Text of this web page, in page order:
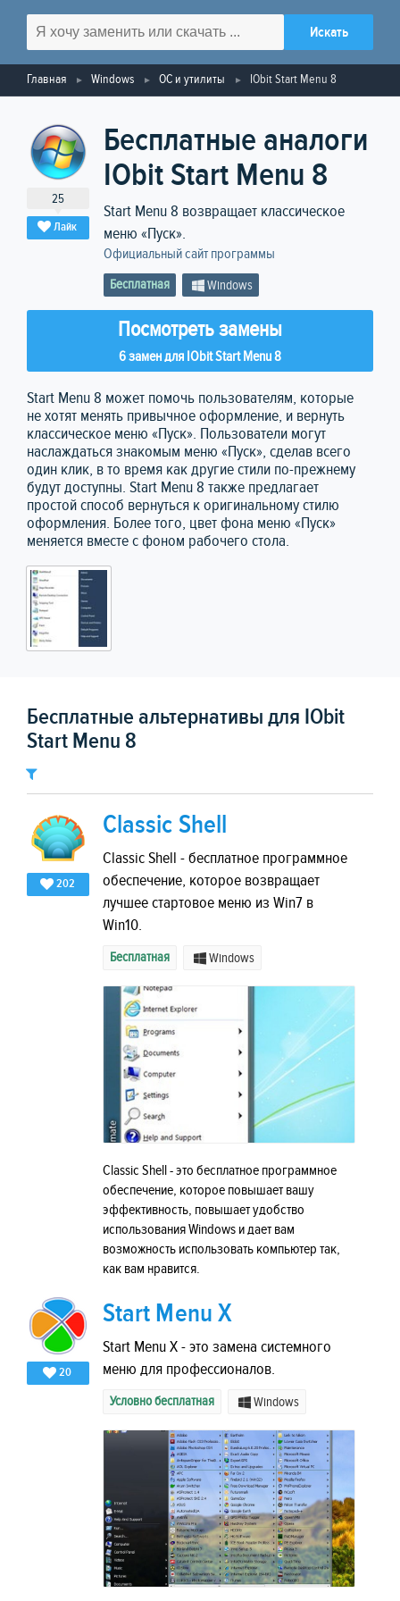
Главная Windows ОС и утилиты IObit Start Menu 8
25
Лайк
Бесплатные аналоги
IObit Start Menu 8
Start Menu 8 возвращает классическое
меню «Пуск».
Официальный сайт программы
Бесплатная Windows
Посмотреть замены
6 замен для IObit Start Menu 8
Start Menu 8 может помочь пользователям, которые
не хотят менять привычное оформление, и вернуть
классическое меню «Пуск». Пользователи могут
наслаждаться знакомым меню «Пуск», сделав всего
один клик, в то время как другие стили по-прежнему
будут доступны. Start Menu 8 также предлагает
простой способ вернуться к оригинальному стилю
оформления. Более того, цвет фона меню «Пуск»
меняется вместе с фоном рабочего стола.
Бесплатные альтернативы для IObit
Start Menu 8
202
Classic Shell
Classic Shell - бесплатное программное
обеспечение, которое возвращает
лучшее стартовое меню из Win7 в
Win10.
Бесплатная Windows
Classic Shell - это бесплатное программное
обеспечение, которое повышает вашу
эффективность, повышает удобство
использования Windows и дает вам
возможность использовать компьютер так,
как вам нравится.
20
Start Menu X
Start Menu X - это замена системного
меню для профессионалов.
Условно бесплатная Windows